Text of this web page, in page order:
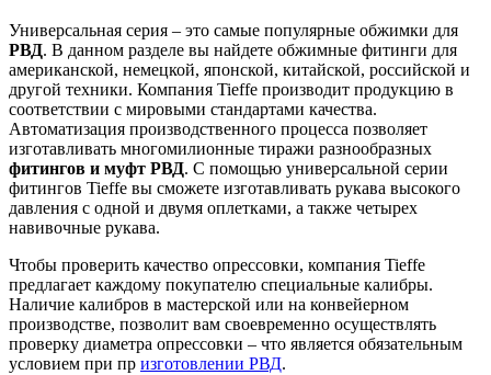
Универсальная серия – это самые популярные обжимки для
РВД. В данном разделе вы найдете обжимные фитинги для
американской, немецкой, японской, китайской, российской и
другой техники. Компания Tieffe производит продукцию в
соответствии c мировыми стандартами качества.
Автоматизация производственного процесса позволяет
изготавливать многомилионные тиражи разнообразных
фитингов и муфт РВД. С помощью универсальной серии
фитингов Tieffe вы сможете изготавливать рукава высокого
давления с одной и двумя оплетками, а также четырех
навивочные рукава.
Чтобы проверить качество опрессовки, компания Tieffe
предлагает каждому покупателю специальные калибры.
Наличие калибров в мастерской или на конвейерном
производстве, позволит вам своевременно осуществлять
проверку диаметра опрессовки – что является обязательным
условием при пр изготовлении РВД.